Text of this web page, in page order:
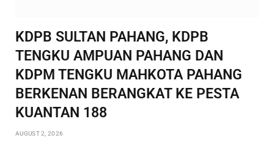
KDPB SULTAN PAHANG, KDPB
TENGKU AMPUAN PAHANG DAN
KDPM TENGKU MAHKOTA PAHANG
BERKENAN BERANGKAT KE PESTA
KUANTAN 188
AUGUST 2, 2026